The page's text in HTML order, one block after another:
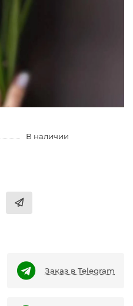
В наличии
Заказ в Telegram